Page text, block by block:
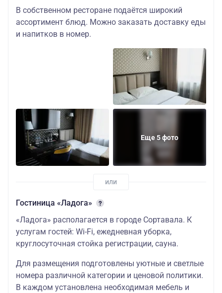
В собственном ресторане подаётся широкий
ассортимент блюд. Можно заказать доставку еды
и напитков в номер.
Еще 5 фото
Гостиница «Ладога»
«Ладога» располагается в городе Сортавала. К
услугам гостей: Wi-Fi, ежедневная уборка,
круглосуточная стойка регистрации, сауна.
Для размещения подготовлены уютные и светлые
номера различной категории и ценовой политики.
В каждом установлена необходимая мебель и